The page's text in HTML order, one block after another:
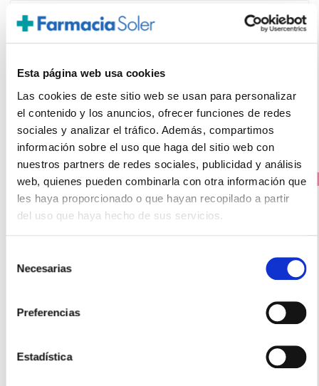
Esta página web usa cookies
Las cookies de este sitio web se usan para personalizar
el contenido y los anuncios, ofrecer funciones de redes
sociales y analizar el tráfico. Además, compartimos
información sobre el uso que haga del sitio web con
nuestros partners de redes sociales, publicidad y análisis
web, quienes pueden combinarla con otra información que
les haya proporcionado o que hayan recopilado a partir
del uso que haya hecho de sus servicios.
Necesarias
Preferencias
Estadística
SIKEN
BARRITA CHOCOLATE (5 BARRITAS)
10.50€
7,95€
- + Añadir
PRECIO ESPECIAL
Diente de León Fórmula XXl (30caps)